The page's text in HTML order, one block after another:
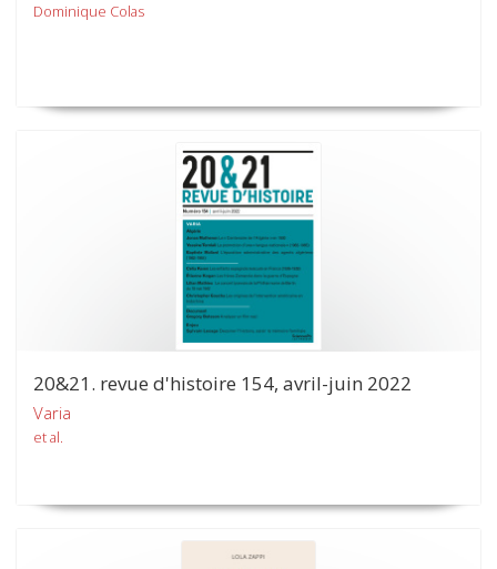
Dominique Colas
20&21. revue d'histoire 154, avril-juin 2022
Varia
et al.